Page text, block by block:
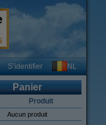
S’identifier NL
Panier
Produit
Aucun produit